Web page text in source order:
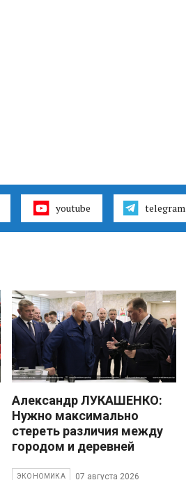
youtube telegram
Александр ЛУКАШЕНКО:
Нужно максимально
стереть различия между
городом и деревней
ЭКОНОМИКА 07 августа 2026